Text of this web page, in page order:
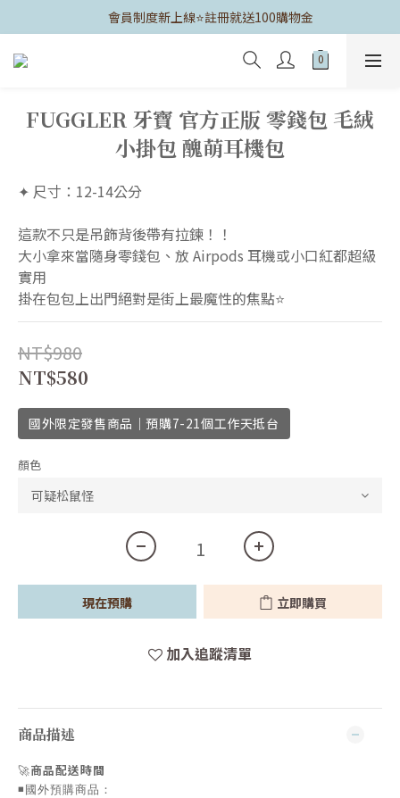
	會員制度新上線⭐️註冊就送100購物金
FUGGLER 牙寶 官方正版 零錢包 毛絨
小掛包 醜萌耳機包
✦ 尺寸：12-14公分
這款不只是吊飾背後帶有拉鍊！！
大小拿來當隨身零錢包、放 Airpods 耳機或小口紅都超級
實用
掛在包包上出門絕對是街上最魔性的焦點⭐️
NT$980
NT$580
國外限定發售商品｜預購7-21個工作天抵台
顏色
現在預購 立即購買
加入追蹤清單
商品描述
🚀商品配送時間
◾️國外預購商品：